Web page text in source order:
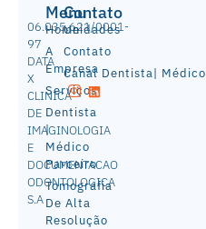
06.035.621/0001-
97
DATA
X
CLINICA
DE
IMAGINOLOGIA
E
DOCUMENTACAO
ODONTOLOGICA
S.A
Menu
Home
A
Empresa
Serviços
Dentista
|
Médico
Parceiro
Tomografia
De Alta
Resolução
Contato
Unidades
Contato
Canal Dentista| Médico